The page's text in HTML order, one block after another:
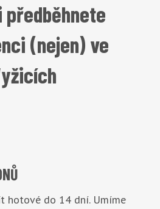
(nejen) ve
hotové do 14 dní. Umíme